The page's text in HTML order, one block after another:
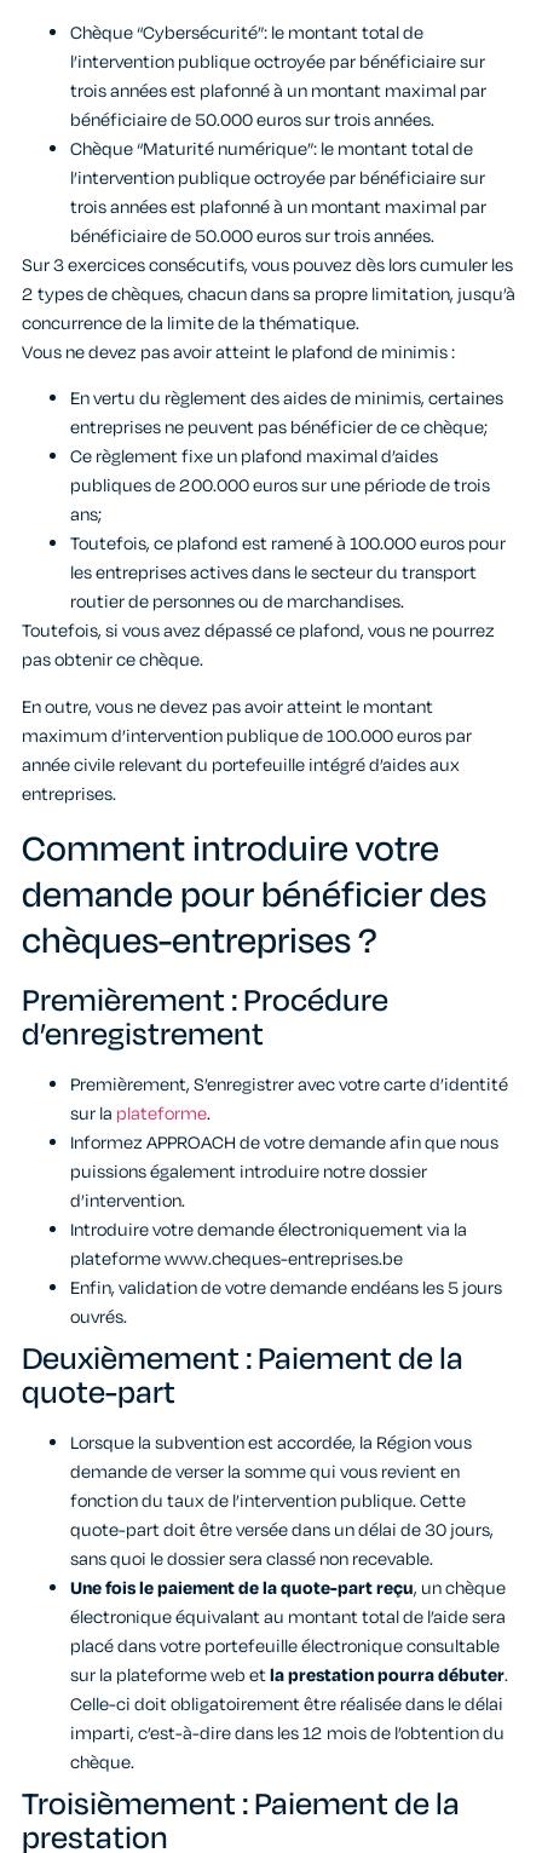
Chèque “Cybersécurité”: le montant total de
l’intervention publique octroyée par bénéficiaire sur
trois années est plafonné à un montant maximal par
bénéficiaire de 50.000 euros sur trois années.
Chèque “Maturité numérique”: le montant total de
l’intervention publique octroyée par bénéficiaire sur
trois années est plafonné à un montant maximal par
bénéficiaire de 50.000 euros sur trois années.
Sur 3 exercices consécutifs, vous pouvez dès lors cumuler les
2 types de chèques, chacun dans sa propre limitation, jusqu’à
concurrence de la limite de la thématique.
Vous ne devez pas avoir atteint le plafond de minimis :
En vertu du règlement des aides de minimis, certaines
entreprises ne peuvent pas bénéficier de ce chèque;
Ce règlement fixe un plafond maximal d’aides
publiques de 200.000 euros sur une période de trois
ans;
Toutefois, ce plafond est ramené à 100.000 euros pour
les entreprises actives dans le secteur du transport
routier de personnes ou de marchandises.
Toutefois, si vous avez dépassé ce plafond, vous ne pourrez
pas obtenir ce chèque.
En outre, vous ne devez pas avoir atteint le montant
maximum d’intervention publique de 100.000 euros par
année civile relevant du portefeuille intégré d’aides aux
entreprises.
Comment introduire votre
demande pour bénéficier des
chèques-entreprises ?
Premièrement : Procédure
d’enregistrement
Premièrement, S’enregistrer avec votre carte d’identité
sur la plateforme.
Informez APPROACH de votre demande afin que nous
puissions également introduire notre dossier
d’intervention.
Introduire votre demande électroniquement via la
plateforme www.cheques-entreprises.be
Enfin, validation de votre demande endéans les 5 jours
ouvrés.
Deuxièmement : Paiement de la
quote-part
Lorsque la subvention est accordée, la Région vous
demande de verser la somme qui vous revient en
fonction du taux de l’intervention publique. Cette
quote-part doit être versée dans un délai de 30 jours,
sans quoi le dossier sera classé non recevable.
Une fois le paiement de la quote-part reçu, un chèque
électronique équivalant au montant total de l’aide sera
placé dans votre portefeuille électronique consultable
sur la plateforme web etla prestation pourra débuter.
Celle-ci doit obligatoirement être réalisée dans le délai
imparti, c’est-à-dire dans les 12 mois de l’obtention du
chèque.
Troisièmement : Paiement de la
prestation